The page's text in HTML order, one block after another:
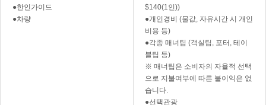
●한인가이드
●차량
$140(1인))
●개인경비 (물값, 자유시간 시 개인
비용 등)
●각종 매너팁 (객실팁, 포터, 테이
블팁 등)
※ 매너팁은 소비자의 자율적 선택
으로 지불여부에 따른 불이익은 없
습니다.
●선택관광